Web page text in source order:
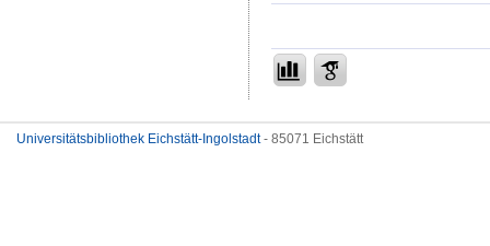
Universitätsbibliothek Eichstätt-Ingolstadt- 85071 Eichstätt